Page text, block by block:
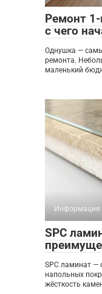
Ремонт
с чего
Однушка —
ремонта.
маленький
Информация
SPC
SPC ламинат —
напольных
жёсткость